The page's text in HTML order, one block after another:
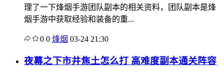
理了一下烽烟手游团队副本的相关资料，团队副本是烽
烟手游中获取经验和装备的重...
0 0 烽烟 03-24 21:30
夜幕之下市井焦土怎么打 高难度副本通关阵容